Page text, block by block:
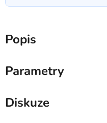
Popis
Parametry
Diskuze